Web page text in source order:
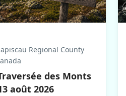
Regional County
des Monts
août 2026